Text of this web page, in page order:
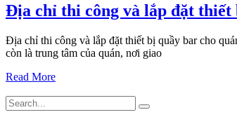
Địa chỉ thi công và lắp đặt thiết
Địa chỉ thi công và lắp đặt thiết bị quầy bar cho
còn là trung tâm của quán, nơi giao
Read More